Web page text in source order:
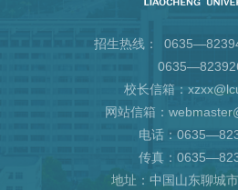
招生热线：
校长信箱：
网站信箱：
电话：
传真：
地址：中国山东聊城